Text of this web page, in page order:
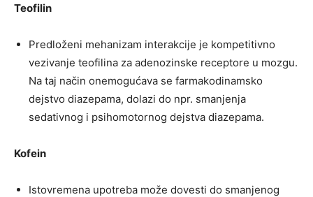
Teofilin
Predloženi mehanizam interakcije je kompetitivno
vezivanje teofilina za adenozinske receptore u mozgu.
Na taj način onemogućava se farmakodinamsko
dejstvo diazepama, dolazi do npr. smanjenja
sedativnog i psihomotornog dejstva diazepama.
Kofein
Istovremena upotreba može dovesti do smanjenog